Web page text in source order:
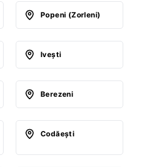
Popeni (Zorleni)
Iveşti
Berezeni
Codăeşti